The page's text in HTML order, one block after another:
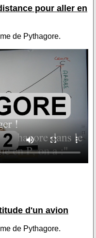
pour aller en
de Pythagore.
d'un avion
de Pythagore.